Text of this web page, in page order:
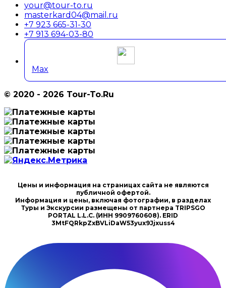
your@tour-to.ru
masterkard04@mail.ru
+7 923 665-31-30
+7 913 694-03-80
Max
© 2020 - 2026 Tour-To.Ru
Цены и информация на страницах сайта не являются
публичной офертой.
Информация и цены, включая фотографии, в разделах
Туры и Экскурсии размещены от партнера TRIPSGO
PORTAL L.L.C. (ИНН 9909760608). ERID
3MtFQRkpZxBVLiDaW53yux9Jjxuss4